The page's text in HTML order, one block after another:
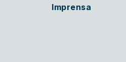
Imprensa